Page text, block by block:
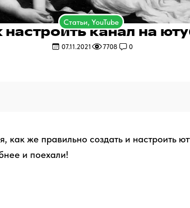
Статьи, YouTube
настроить канал на
07.11.2021 7708 0
как же правильно создать и настроить
и поехали!